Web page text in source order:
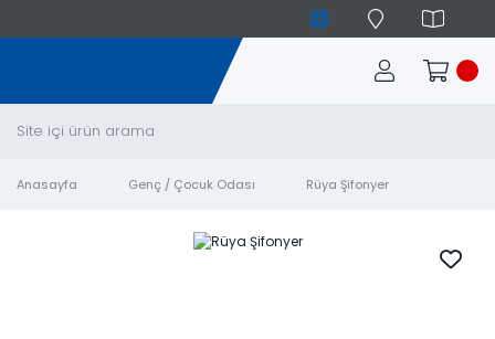
Anasayfa Genç / Çocuk Odası Rüya Şifonyer